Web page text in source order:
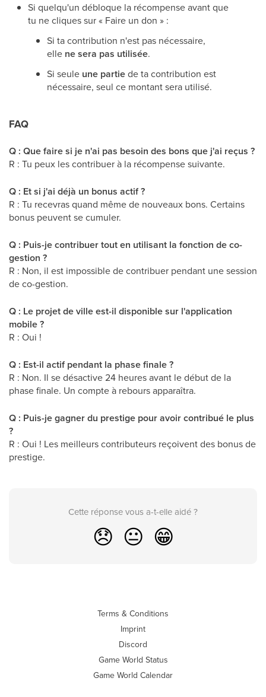
Si quelqu'un débloque la récompense avant que
tu ne cliques sur « Faire un don » :
Si ta contribution n'est pas nécessaire,
elle ne sera pas utilisée.
Si seule une partiede ta contribution est
nécessaire, seul ce montant sera utilisé.
FAQ
Q : Que faire si je n'ai pas besoin des bons que j'ai reçus ?
R : Tu peux les contribuer à la récompense suivante.
Q : Et si j'ai déjà un bonus actif ?
R : Tu recevras quand même de nouveaux bons. Certains
bonus peuvent se cumuler.
Q : Puis-je contribuer tout en utilisant la fonction de co-
gestion ?
R : Non, il est impossible de contribuer pendant une session
de co-gestion.
Q : Le projet de ville est-il disponible sur l'application
mobile ?
R : Oui !
Q : Est-il actif pendant la phase finale ?
R : Non. Il se désactive 24 heures avant le début de la
phase finale. Un compte à rebours apparaîtra.
Q : Puis-je gagner du prestige pour avoir contribué le plus
?
R : Oui ! Les meilleurs contributeurs reçoivent des bonus de
prestige.
Cette réponse vous a-t-elle aidé ?
😞 😐 😁
Terms & Conditions
Imprint
Discord
Game World Status
Game World Calendar